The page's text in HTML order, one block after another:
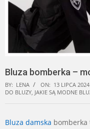
Bluza bomberka –
BY: LENA ON: 13 LIPCA 2024
DO BLUZY, JAKIE SĄ MODNE
Bluza damska bomberka